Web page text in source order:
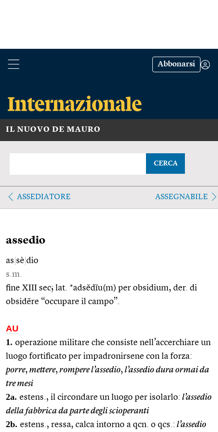
Abbonarsi
IL NUOVO DE MAURO
CERCA
ASSEDIATORE ASSEGNABILE
assedio
as sè dio
s.m.
fine XIII sec; lat. *adsĕdĭu(m) per obsidium, der. di
obsidēre “occupare il campo”.
AU
1. operazione militare che consiste nell’accerchiare un
luogo fortificato per impadronirsene con la forza:
porre, mettere, rompere l’assedio, l’assedio dura ormai da
tre mesi
2a. estens., il circondare un luogo per isolarlo: l’assedio
della fabbrica da parte degli scioperanti
2b. estens., ressa, calca intorno a qcn. o qcs.: l’assedio